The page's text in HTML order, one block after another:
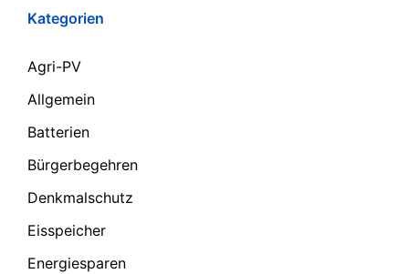
Kategorien
Agri-PV
Allgemein
Batterien
Bürgerbegehren
Denkmalschutz
Eisspeicher
Energiesparen